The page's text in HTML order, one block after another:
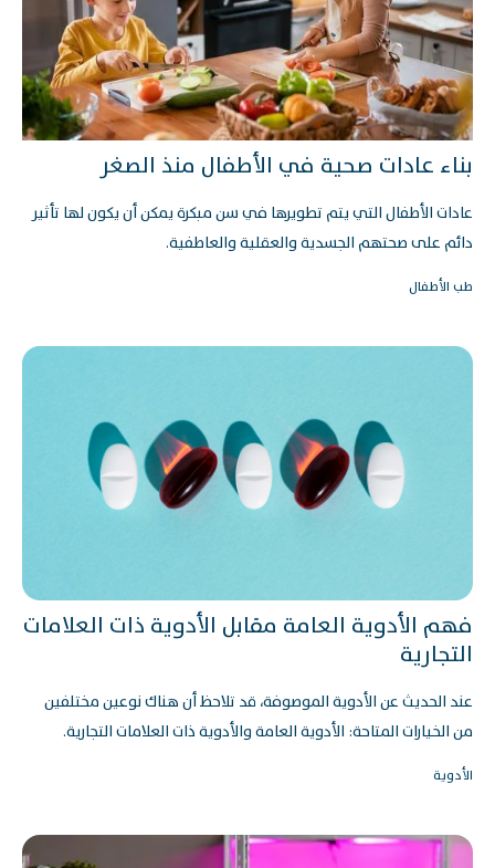
بناء عادات صحية في الأطفال منذ الصغر
عادات الأطفال التي يتم تطويرها في سن مبكرة يمكن أن يكون لها تأثير
دائم على صحتهم الجسدية والعقلية والعاطفية.
طب الأطفال
فهم الأدوية العامة مقابل الأدوية ذات العلامات
التجارية
عند الحديث عن الأدوية الموصوفة، قد تلاحظ أن هناك نوعين مختلفين
من الخيارات المتاحة: الأدوية العامة والأدوية ذات العلامات التجارية.
الأدوية